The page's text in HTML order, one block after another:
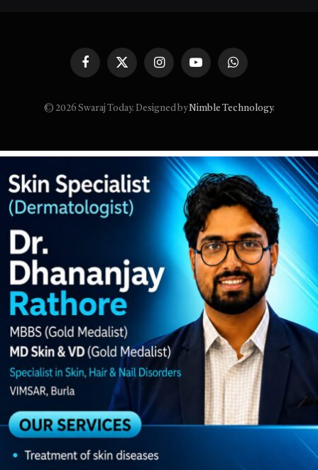
FacebookX
InstagramYouTubeWhatsApp
© 2026 Swaraj Today. Designed byNimble Technology.